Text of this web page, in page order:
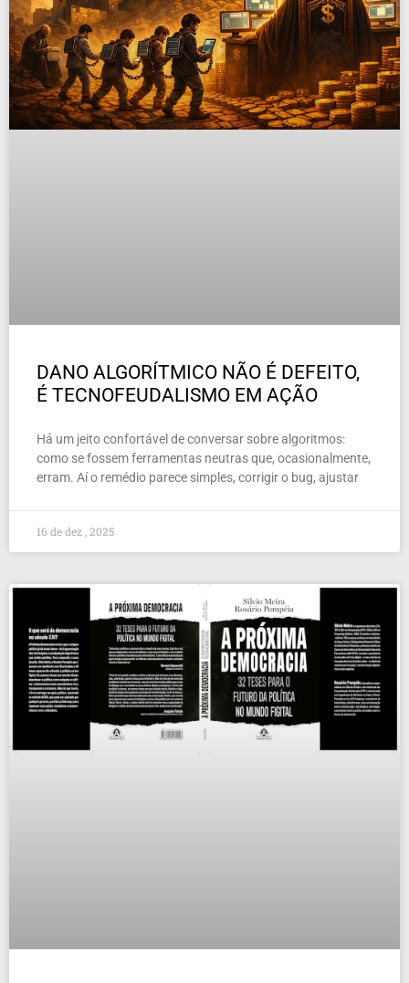
DANO ALGORÍTMICO NÃO É DEFEITO,
É TECNOFEUDALISMO EM AÇÃO
Há um jeito confortável de conversar sobre algoritmos:
como se fossem ferramentas neutras que, ocasionalmente,
erram. Aí o remédio parece simples, corrigir o bug, ajustar
16 de dez , 2025